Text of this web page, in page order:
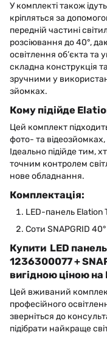
У комплекті також
кріпляться за
передній частині
розсіювання до 40°,
освітлення об’єкта
складна конструкція
зручними у
зйомках.
Кому підійде
Цей комплект
фото- та відеозйомках,
Ідеально підійде тим,
точним контролем
нове обладнання.
Комплектація:
LED-панель Elation
Соти SNAPGRID
Купити LED
1236300077 +
вигідною ціною
Цей вживаний
професійного
зверніться до
підібрати найкраще